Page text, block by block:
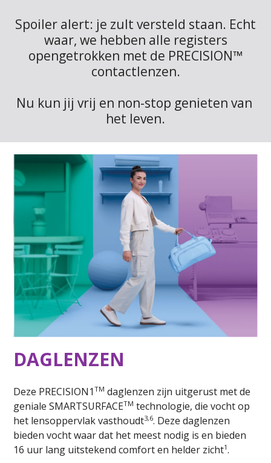
Spoiler alert: je zult versteld staan. Echt
waar, we hebben alle registers
opengetrokken met de PRECISION™
contactlenzen.
Nu kun jij vrij en non-stop genieten van
het leven.
DAGLENZEN
Deze PRECISION1TM daglenzen zijn uitgerust met de
geniale SMARTSURFACETM technologie, die vocht op
het lensoppervlak vasthoudt3,6. Deze daglenzen
bieden vocht waar dat het meest nodig is en bieden
16 uur lang uitstekend comfort en helder zicht1.